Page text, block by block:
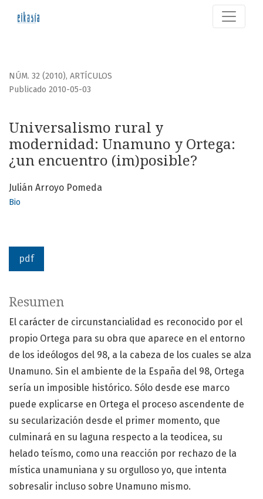
NÚM. 32 (2010), ARTÍCULOS
Universalismo rural y
modernidad: Unamuno y Ortega:
¿un encuentro (im)posible?
Publicado 2010-05-03
Julián Arroyo Pomeda
Bio
pdf
Resumen
El carácter de circunstancialidad es reconocido por el
propio Ortega para su obra que aparece en el entorno
de los ideólogos del 98, a la cabeza de los cuales se alza
Unamuno. Sin el ambiente de la España del 98, Ortega
sería un imposible histórico. Sólo desde ese marco
puede explicarse en Ortega el proceso ascendente de
su secularización desde el primer momento, que
culminará en su laguna respecto a la teodicea, su
helado teísmo, como una reacción por rechazo de la
mística unamuniana y su orgulloso yo, que intenta
sobresalir incluso sobre Unamuno mismo.